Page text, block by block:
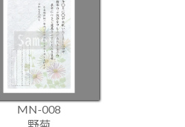
MN-008